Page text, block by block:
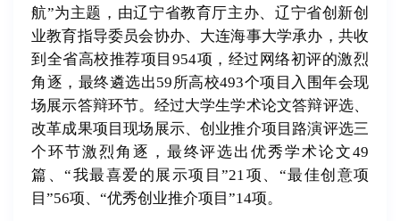
航”为主题，由辽宁省教育厅主办、辽宁省创新创
业教育指导委员会协办、大连海事大学承办，共收
到全省高校推荐项目954项，经过网络初评的激烈
角逐，最终遴选出59所高校493个项目入围年会现
场展示答辩环节。经过大学生学术论文答辩评选、
改革成果项目现场展示、创业推介项目路演评选三
个环节激烈角逐，最终评选出优秀学术论文49
篇、“我最喜爱的展示项目”21项、“最佳创意项
目”56项、“优秀创业推介项目”14项。